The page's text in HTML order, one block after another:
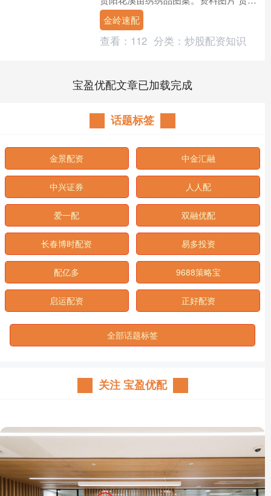
花溪苗绣文创产品。资料图片 贵阳花溪
苗绣国家级非遗代表....
金岭速配
查看： 112 分类： 炒股配资知识
宝盈优配文章已加载完成
话题标签
金景配资 中金汇融
中兴证券 人人配
爱一配 双融优配
长春博时配资 易多投资
配亿多 9688策略宝
启运配资 正好配资
全部话题标签
关注 宝盈优配